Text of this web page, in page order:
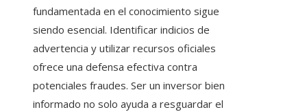
fundamentada en el conocimiento sigue
siendo esencial. Identificar indicios de
advertencia y utilizar recursos oficiales
ofrece una defensa efectiva contra
potenciales fraudes. Ser un inversor bien
informado no solo ayuda a resguardar el